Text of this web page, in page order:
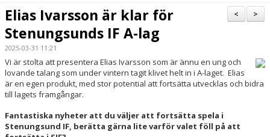
SERIETABELL
TRUPPEN
BILDGALLERI
KONTAKT
>
<
Elias Ivarsson är klar för
Stenungsunds IF A-lag
2025-03-31 11:21
Vi är stolta att presentera Elias Ivarsson som är ännu en ung och
lovande talang som under vintern tagit klivet helt in i A-laget. Elias
är en egen produkt, med stor potential att fortsätta utvecklas och bidra
till lagets framgångar.
Fantastiska nyheter att du väljer att fortsätta spela i
Stenungsund IF, berätta gärna lite varför valet föll på att